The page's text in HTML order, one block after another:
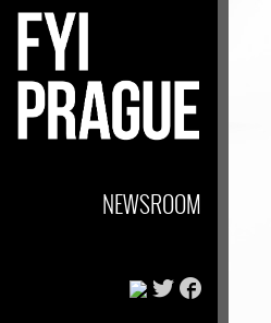
NEWSROOM